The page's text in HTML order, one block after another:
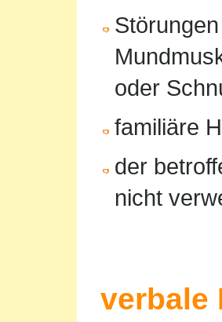
oder
familiäre
der
nicht
verbale